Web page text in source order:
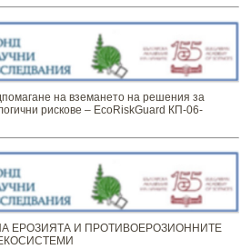
на вземането на решения за
рискове – EcoRiskGuard КП-06-
ЕРОЗИЯТА И ПРОТИВОЕРОЗИОННИТЕ